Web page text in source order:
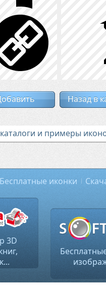
Назад в
каталоги и примеры
Бесплатные иконки
3D